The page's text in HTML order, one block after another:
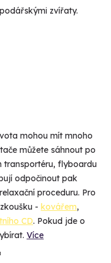
zvířaty.
mohou mít mnoho
můžete sáhnout po
transportéru, flyboardu
odpočinout pak
proceduru. Pro
- kovářem,
CD. Pokud jde o
Více